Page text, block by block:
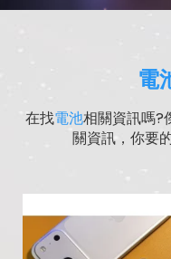
電
在找電池相關資訊嗎?
關資訊，你要